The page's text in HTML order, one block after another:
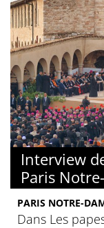
Interview
Paris
PARIS NOTRE-
Dans Les